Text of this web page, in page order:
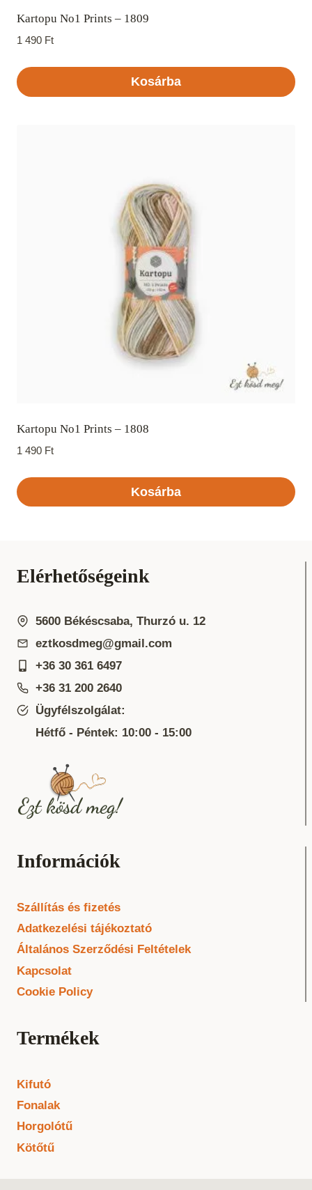
Kartopu No1 Prints – 1809
1 490 Ft
Kosárba
Kartopu No1 Prints – 1808
1 490 Ft
Kosárba
Elérhetőségeink
5600 Békéscsaba, Thurzó u. 12
eztkosdmeg@gmail.com
+36 30 361 6497
+36 31 200 2640
Ügyfélszolgálat:
Hétfő - Péntek: 10:00 - 15:00
Információk
Szállítás és fizetés
Adatkezelési tájékoztató
Általános Szerződési Feltételek
Kapcsolat
Cookie Policy
Termékek
Kifutó
Fonalak
Horgolótű
Kötőtű